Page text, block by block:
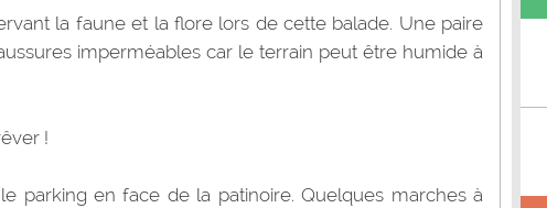
la faune et la flore lors de cette balade. Une paire
imperméables car le terrain peut être humide à
!
parking en face de la patinoire. Quelques marches à